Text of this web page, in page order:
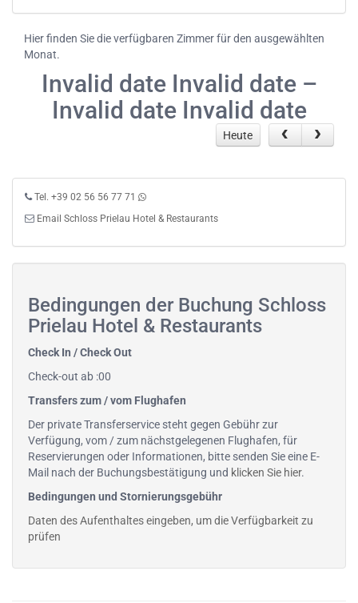
Hier finden Sie die verfügbaren Zimmer für den ausgewählten
Monat.
Invalid date Invalid date –
Invalid date Invalid date
Heute
Tel. +39 02 56 56 77 71
Email Schloss Prielau Hotel & Restaurants
Bedingungen der Buchung Schloss
Prielau Hotel & Restaurants
Check In / Check Out
Check-out ab :00
Transfers zum / vom Flughafen
Der private Transferservice steht gegen Gebühr zur
Verfügung, vom / zum nächstgelegenen Flughafen, für
Reservierungen oder Informationen, bitte senden Sie eine E-
Mail nach der Buchungsbestätigung und klicken Sie hier.
Bedingungen und Stornierungsgebühr
Daten des Aufenthaltes eingeben, um die Verfügbarkeit zu
prüfen